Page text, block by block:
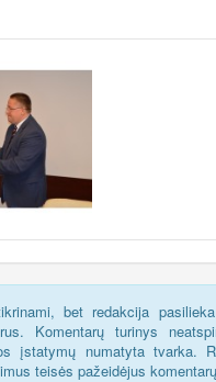
bet redakcija
Komentarų turinys
įstatymų numatyta tvarka.
teisės pažeidėjus